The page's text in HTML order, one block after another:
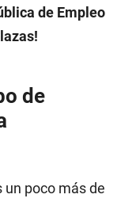
de Empleo
de
un poco más de